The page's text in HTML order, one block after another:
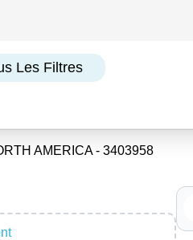
Les Filtres
AMERICA - 3403958